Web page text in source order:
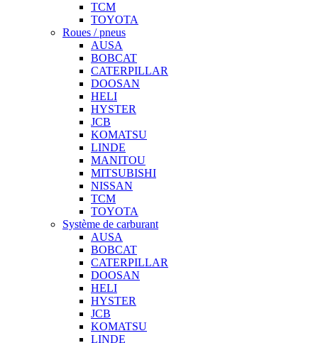
TCM
TOYOTA
Roues / pneus
AUSA
BOBCAT
CATERPILLAR
DOOSAN
HELI
HYSTER
JCB
KOMATSU
LINDE
MANITOU
MITSUBISHI
NISSAN
TCM
TOYOTA
Système de carburant
AUSA
BOBCAT
CATERPILLAR
DOOSAN
HELI
HYSTER
JCB
KOMATSU
LINDE